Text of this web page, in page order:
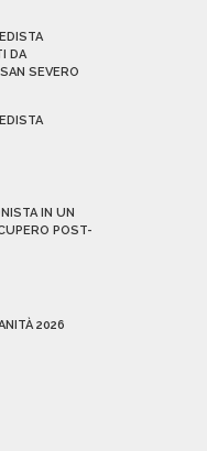
DA
SEVERO
IN UN
POST-
2026